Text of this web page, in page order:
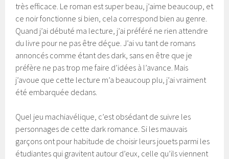
très efficace. Le roman est super beau, j’aime beaucoup, et
ce noir fonctionne si bien, cela correspond bien au genre.
Quand j’ai débuté ma lecture, j’ai préféré ne rien attendre
du livre pour ne pas être déçue. J’ai vu tant de romans
annoncés comme étant des dark, sans en être que je
préfère ne pas trop me faire d’idées à l’avance. Mais
j’avoue que cette lecture m’a beaucoup plu, j’ai vraiment
été embarquée dedans.
Quel jeu machiavélique, c’est obsédant de suivre les
personnages de cette dark romance. Si les mauvais
garçons ont pour habitude de choisir leurs jouets parmi les
étudiantes qui gravitent autour d’eux, celle qu’ils viennent